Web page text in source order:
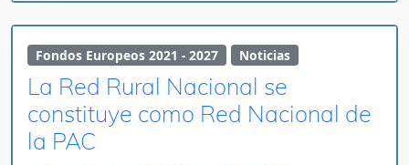
Fondos Europeos 2021 - 2027 Noticias
La Red Rural Nacional se
constituye como Red Nacional de
la PAC